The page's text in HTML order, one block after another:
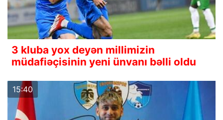
3 kluba yox deyən millimizin
müdafiəçisinin yeni ünvanı bəlli oldu
15:40